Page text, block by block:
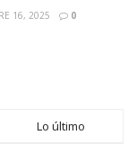
16, 2025 0
Lo último